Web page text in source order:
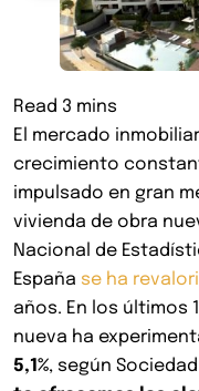
El mercado
crecimiento
impulsado en gran
vivienda de obra
Nacional de
España se ha
años. En los últimos
nueva ha
5,1%, según